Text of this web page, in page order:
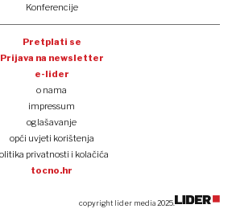
Konferencije
Pretplati se
Prijava na newsletter
e-lider
o nama
impressum
oglašavanje
opći uvjeti korištenja
privatnosti i kolačića
tocno.hr
copyright lider media 2025.